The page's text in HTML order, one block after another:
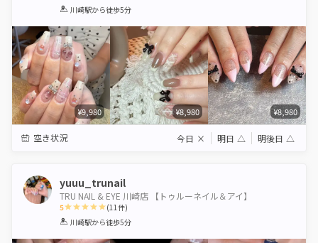
1 2 3 4 5
川崎駅から徒歩5分
¥9,980 ¥8,980 ¥8,980
空き状況 今日 × 明日 △ 明後日 △
yuuu_trunail
TRU NAIL & EYE 川崎店 【トゥルーネイル＆アイ】
5
1 2 3 4 5
(11件)
川崎駅から徒歩5分